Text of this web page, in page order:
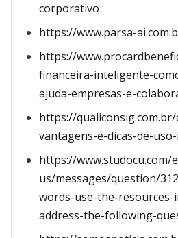
corporativo
https://www.parsa-
https://
financeira-inteligente-
ajuda-empresas-e-
https://
vantagens-e-dicas-de-
https://www.studocu.com/
us/messages/question/
words-use-the-
address-the-following-